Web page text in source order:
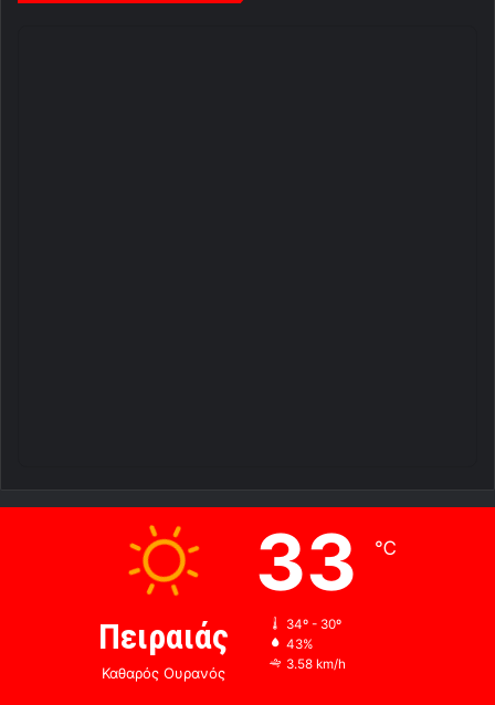
Πειραιάς
Καθαρός Ουρανός
33 ℃
34º - 30º
43%
3.58 km/h